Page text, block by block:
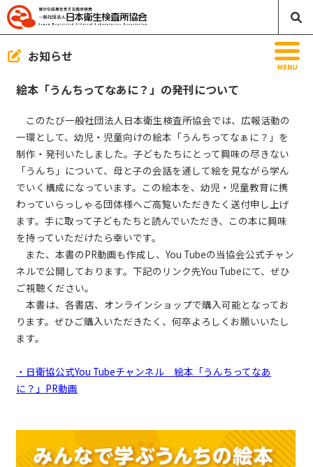
お知らせ
絵本「うんちってなあに？」の発刊について
このたび一般社団法人日本衛生検査所協会では、広報活動の
一環として、幼児・児童向けの絵本「うんちってなぁに？」を
制作・発刊いたしました。子どもたちにとって興味の尽きない
「うんち」について、母と子の会話を通して絵を見ながら学ん
でいく構成になっています。この絵本を、幼児・児童教育に携
わっていらっしゃる団体様へご高覧いただきたく送付申し上げ
ます。手に取って子どもたちと読んでいただき、この本に興味
を持っていただけたら幸いです。
また、本書のPR動画も作成し、You Tubeの当協会公式チャン
ネルで公開しております。下記のリンク先You Tubeにて、ぜひ
ご視聴ください。
本書は、各書店、オンラインショップで購入可能となってお
ります。ぜひご購入いただきたく、何卒よろしくお願いいたし
ます。
・日衛協公式You Tubeチャンネル 絵本「うんちってなあ
に？」PR動画
日本衛生検査所協会のご案内
協会誌ラボ／映像／刊行物／書籍
臨床検査って何？
入会案内／変更届／退会届
会員の方
リンク・バナー